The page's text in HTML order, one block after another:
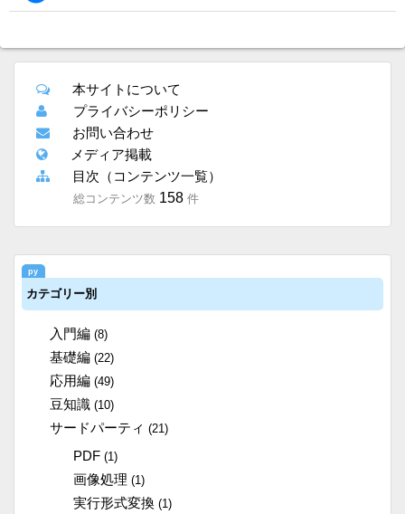
本サイトについて
プライバシーポリシー
お問い合わせ
メディア掲載
目次（コンテンツ一覧）
総コンテンツ数 158 件
カテゴリー別
入門編 (8)
基礎編 (22)
応用編 (49)
豆知識 (10)
サードパーティ (21)
PDF (1)
画像処理 (1)
実行形式変換 (1)